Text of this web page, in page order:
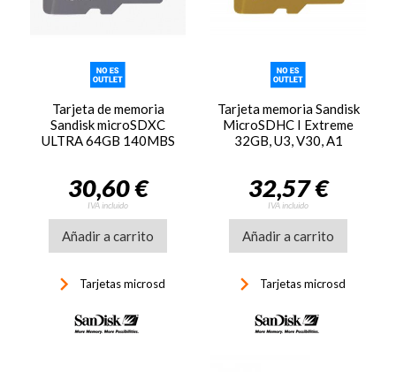
Tarjeta de memoria
Sandisk microSDXC
ULTRA 64GB 140MBS
30,60 €
IVA incluido
Añadir a carrito
keyboard_arrow_right Tarjetas microsd
Tarjeta memoria Sandisk
MicroSDHC I Extreme
32GB, U3, V30, A1
32,57 €
IVA incluido
Añadir a carrito
keyboard_arrow_right Tarjetas microsd